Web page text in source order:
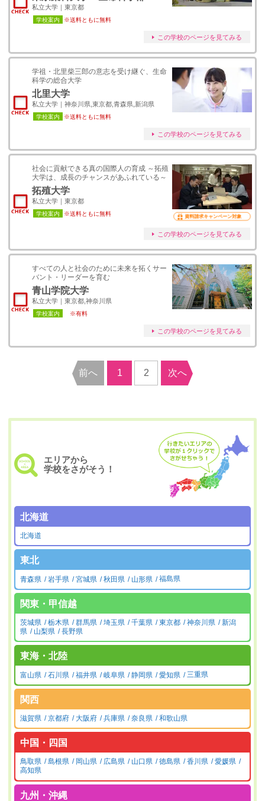
私立大学｜東京都
学校案内 ※送料ともに無料
この学校のページを見てみる
学祖・北里柴三郎の意志を受け継ぐ、生命
科学の総合大学
北里大学
私立大学｜神奈川県,東京都,青森県,新潟県
学校案内 ※送料ともに無料
この学校のページを見てみる
社会に貢献できる真の国際人の育成 ～拓殖
大学は、成長のチャンスがあふれている～
拓殖大学
私立大学｜東京都
学校案内 ※送料ともに無料 資料請求キャンペーン対象
この学校のページを見てみる
すべての人と社会のために未来を拓くサー
バント・リーダーを育む
青山学院大学
私立大学｜東京都,神奈川県
学校案内 ※有料
この学校のページを見てみる
前へ 1 2 次へ
エリアから
学校をさがそう！
北海道
北海道
東北
青森県 岩手県 宮城県 秋田県 山形県 福島県
関東・甲信越
茨城県 栃木県 群馬県 埼玉県 千葉県 東京都 神奈川県
新潟
県
山梨県 長野県
東海・北陸
富山県 石川県 福井県 岐阜県 静岡県 愛知県 三重県
関西
滋賀県 京都府 大阪府 兵庫県 奈良県 和歌山県
中国・四国
鳥取県 島根県 岡山県 広島県 山口県 徳島県 香川県
愛媛県
高知県
九州・沖縄